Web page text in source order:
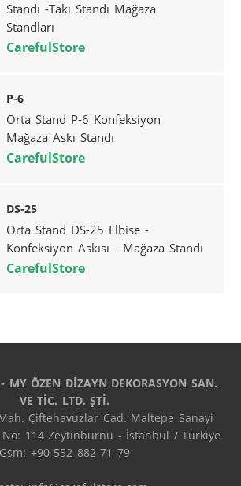
Standı -Takı Standı Mağaza
Standları
CarefulStore
P-6
Orta Stand P-6 Konfeksiyon
Mağaza Askı Standı
CarefulStore
DS-25
Orta Stand DS-25 Elbise -
Konfeksiyon Askısı - Mağaza Standı
CarefulStore
- MY ÖZEN DİZAYN DEKORASYON SAN.
VE TİC. LTD. ŞTİ.
Çiftehavuzlar Cad. Maltepe Sanayi
No: 114 Zeytinburnu - İstanbul / Türkiye
Gsm: +90 552 882 71 79